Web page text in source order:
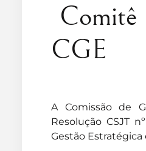
Comitê
CGE
A Comissão de
Resolução CSJT
Gestão Estratégica